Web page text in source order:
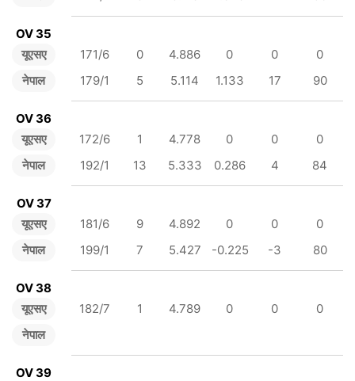
OV 35
यूएसए
नेपाल
171/6 0 4.886 0 0
0
179/1
5 5.114 1.133 17 90
OV 36
यूएसए
नेपाल
172/6 1 4.778 0 0
0
192/1
13 5.333 0.286 4 84
OV 37
यूएसए
नेपाल
181/6 9 4.892 0 0
0
199/1
7 5.427 -0.225 -3 80
OV 38
यूएसए
नेपाल
182/7 1 4.789 0 0 0
OV 39